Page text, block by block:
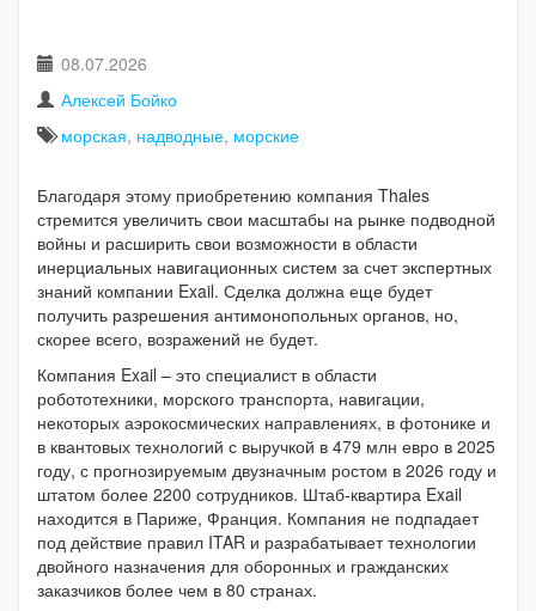
08.07.2026
Алексей Бойко
морская, надводные, морские
Благодаря этому приобретению компания Thales
стремится увеличить свои масштабы на рынке подводной
войны и расширить свои возможности в области
инерциальных навигационных систем за счет экспертных
знаний компании Exail. Сделка должна еще будет
получить разрешения антимонопольных органов, но,
скорее всего, возражений не будет.
Компания Exail – это специалист в области
робототехники, морского транспорта, навигации,
некоторых аэрокосмических направлениях, в фотонике и
в квантовых технологий с выручкой в ​​479 млн евро в 2025
году, с прогнозируемым двузначным ростом в 2026 году и
штатом более 2200 сотрудников. Штаб-квартира Exail
находится в Париже, Франция. Компания не подпадает
под действие правил ITAR и разрабатывает технологии
двойного назначения для оборонных и гражданских
заказчиков более чем в 80 странах.